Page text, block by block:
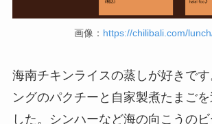
画像： https://chilibali.com/
海南チキンライスの蒸しが好きで
ングのパクチーと自家製煮たまご
した。シンハーなど海の向こうの